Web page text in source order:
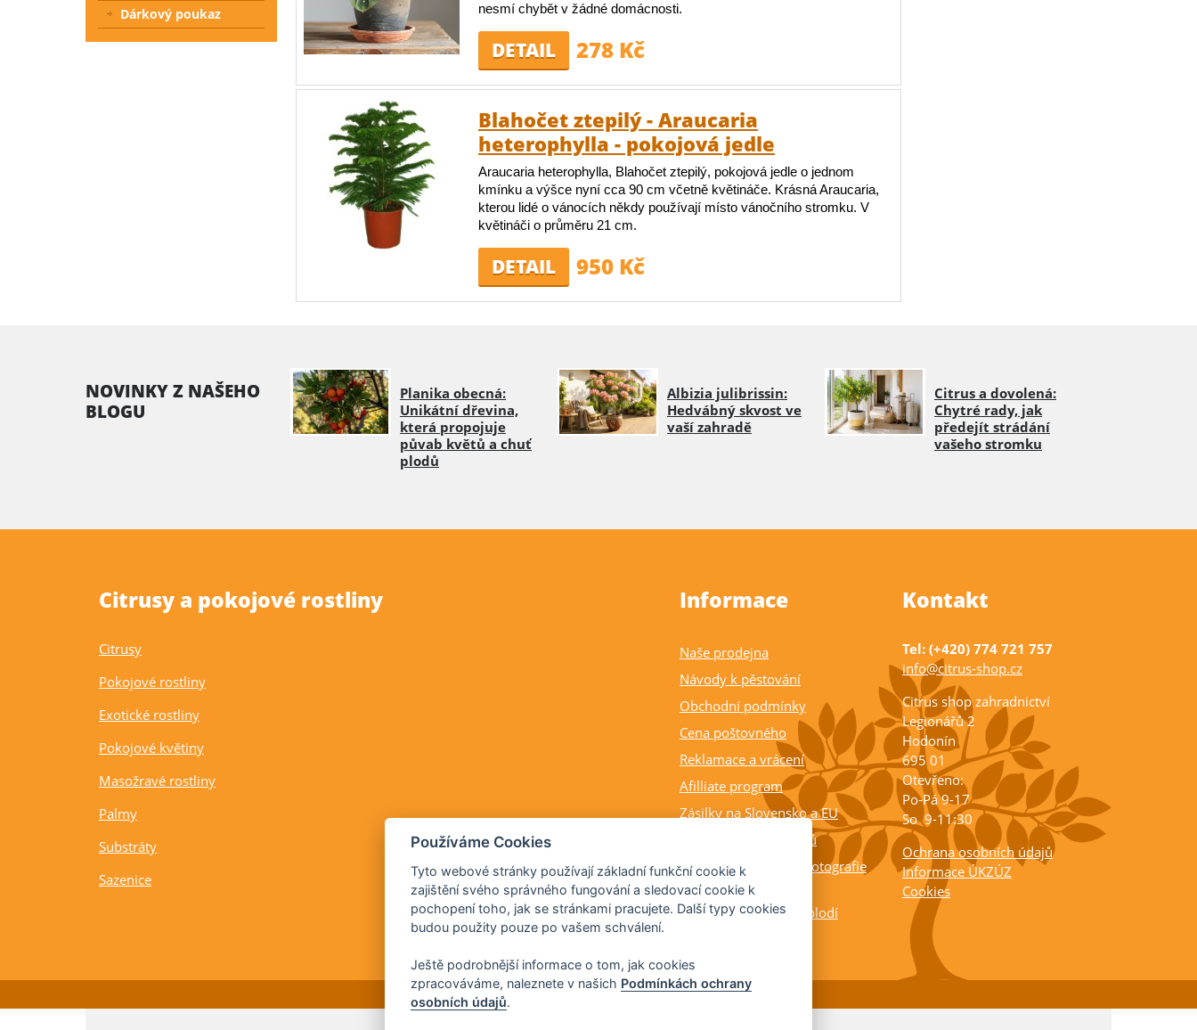
nesmí chybět v žádné domácnosti.
DETAIL 278 Kč
Blahočet ztepilý - Araucaria
heterophylla - pokojová jedle
Araucaria heterophylla, Blahočet ztepilý, pokojová jedle o jednom
kmínku a výšce nyní cca 90 cm včetně květináče. Krásná Araucaria,
kterou lidé o vánocích někdy používají místo vánočního stromku. V
květináči o průměru 21 cm.
DETAIL 950 Kč
Dárkový poukaz
NOVINKY Z NAŠEHO
BLOGU
Planika obecná:
Unikátní dřevina,
která propojuje
půvab květů a chuť
plodů
Albizia julibrissin:
Hedvábný skvost ve
vaší zahradě
Citrus a dovolená:
Chytré rady, jak
předejít strádání
vašeho stromku
Citrusy a pokojové rostliny
Citrusy
Pokojové rostliny
Exotické rostliny
Pokojové květiny
Masožravé rostliny
Palmy
Substráty
Sazenice
Informace
Naše prodejna
Návody k pěstování
Obchodní podmínky
Cena poštovného
Reklamace a vrácení
Afilliate program
Zásilky na Slovensko a EU
Balení rostlin a citrusů
Dostupnost, výška a fotografie
rostlin
Kdy citrusy kvetou a plodí
Kontakt
Tel: (+420) 774 721 757
info@citrus-shop.cz
Citrus shop zahradnictví
Legionářů 2
Hodonín
695 01
Otevřeno:
Po-Pá 9-17
So 9-11:30
Ochrana osobních údajů
Informace ÚKZÚZ
Cookies
Používáme Cookies
Tyto webové stránky používají základní funkční cookie k
zajištění svého správného fungování a sledovací cookie k
pochopení toho, jak se stránkami pracujete. Další typy cookies
budou použity pouze po vašem schválení.
Ještě podrobnější informace o tom, jak cookies
zpracováváme, naleznete v našich Podmínkách ochrany
osobních údajů.